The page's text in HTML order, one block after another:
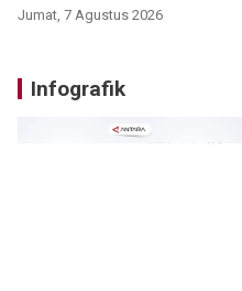
Jumat, 7 Agustus 2026
Infografik